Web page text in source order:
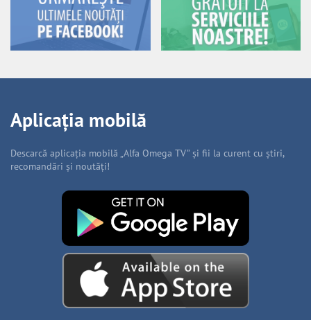
Aplicația mobilă
Descarcă aplicația mobilă „Alfa Omega TV” și fii la curent cu știri,
recomandări și noutăți!